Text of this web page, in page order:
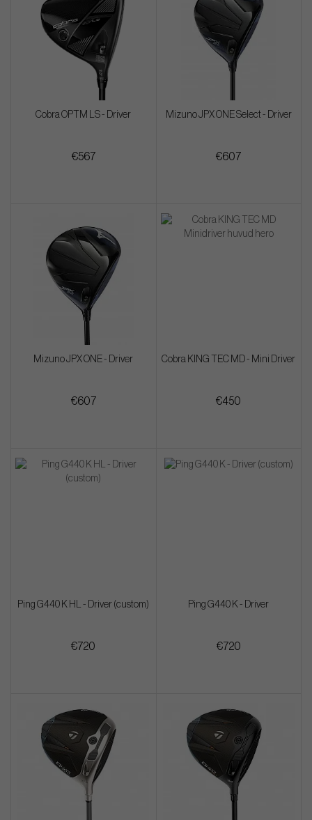
Cobra OPTM LS - Driver
€567
Mizuno JPX ONE Select - Driver
€607
Mizuno JPX ONE - Driver
€607
Cobra KING TEC MD - Mini Driver
€450
Ping G440 K HL - Driver (custom)
€720
Ping G440 K - Driver
€720